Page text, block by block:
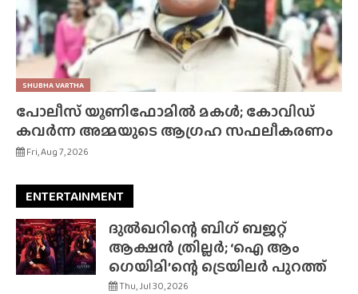
SHUBHA VARTHA
പോലീസ് യൂണിഫോമിൽ മകൾ; കോവിഡ്
കവർന്ന അമ്മയുടെ ആഗ്രഹ സഫലീകരണം
Fri, Aug 7, 2026
ENTERTAINMENT
ദുൽഖറിന്റെ ബിഗ് ബജറ്റ്
ആക്ഷൻ ത്രില്ലർ; ‘ഐ ആം
ഗെയിമി’ന്റെ ട്രെയിലർ പുറത്ത്
Thu, Jul 30, 2026